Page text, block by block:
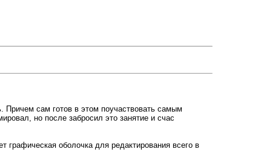
Причем сам готов в этом поучаствовать самым
но после забросил это занятие и счас
оболочка для редактирования всего в